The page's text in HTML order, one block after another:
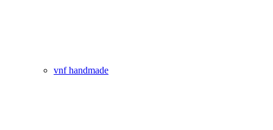
vnf handmade